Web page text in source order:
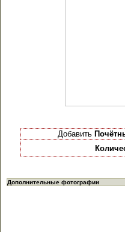
Добавить
Дополнительные фотографии